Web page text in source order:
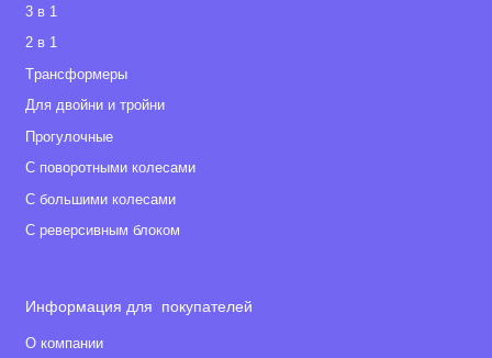
3 в 1
2 в 1
Tрансформеры
Для двойни и тройни
Прогулочные
С поворотными колесами
С большими колесами
С реверсивным блоком
Информация для покупателей
О компании